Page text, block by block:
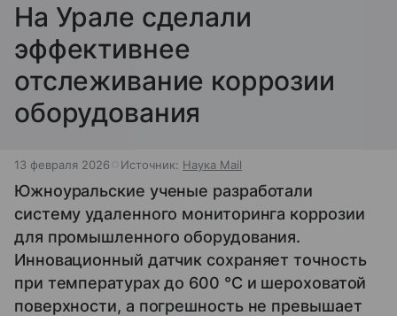
На Урале сделали
эффективнее
отслеживание коррозии
оборудования
13 февраля 2026 Источник: Наука Mail
Южноуральские ученые разработали
систему удаленного мониторинга коррозии
для промышленного оборудования.
Инновационный датчик сохраняет точность
при температурах до 600 °C и шероховатой
поверхности, а погрешность не превышает